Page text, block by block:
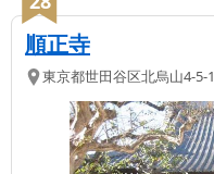
順正寺
東京都世田谷区北烏山4-5-1